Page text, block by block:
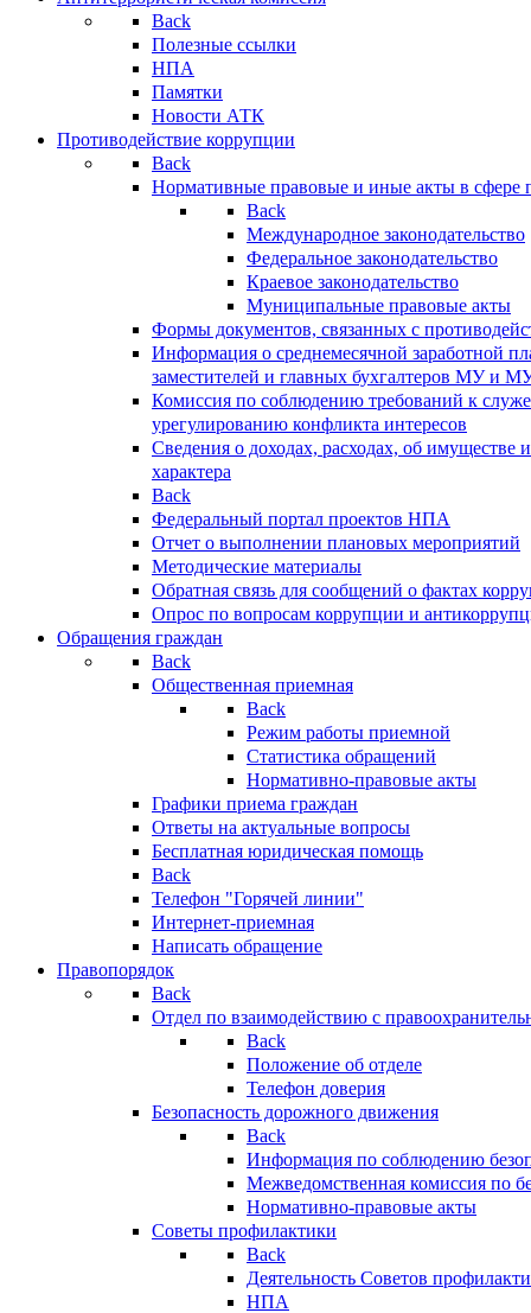
Back
Полезные ссылки
НПА
Памятки
Новости АТК
Противодействие коррупции
Back
Нормативные правовые и иные акты в сфере
Back
Международное законодательство
Федеральное законодательство
Краевое законодательство
Муниципальные правовые акты
Формы документов, связанных с
Информация о среднемесячной заработной
заместителей и главных бухгалтеров МУ и
Комиссия по соблюдению требований к
урегулированию конфликта интересов
Сведения о доходах, расходах, об имуществе
характера
Back
Федеральный портал проектов НПА
Отчет о выполнении плановых мероприятий
Методические материалы
Обратная связь для сообщений о фактах
Опрос по вопросам коррупции и
Обращения граждан
Back
Общественная приемная
Back
Режим работы приемной
Статистика обращений
Нормативно-правовые акты
Графики приема граждан
Ответы на актуальные вопросы
Бесплатная юридическая помощь
Back
Телефон "Горячей линии"
Интернет-приемная
Написать обращение
Правопорядок
Back
Отдел по взаимодействию с
Back
Положение об отделе
Телефон доверия
Безопасность дорожного движения
Back
Информация по соблюдению
Межведомственная комиссия по
Нормативно-правовые акты
Советы профилактики
Back
Деятельность Советов
НПА